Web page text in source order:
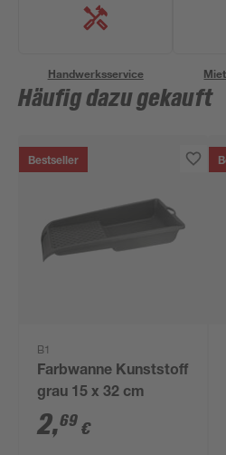
Handwerksservice
Häufig dazu gekauft
Bestseller
B1
Farbwanne Kunststoff
grau 15 x 32 cm
2,69 €